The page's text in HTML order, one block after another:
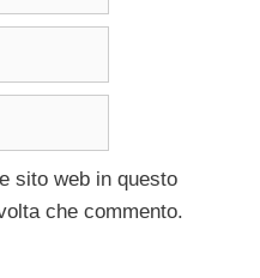
sito web in questo
che commento.